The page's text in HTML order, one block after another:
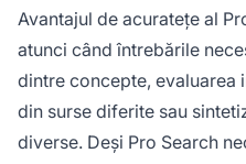
Avantajul de acuratețe al
atunci când întrebările
dintre concepte,
din surse diferite sau
diverse. Deși Pro Search